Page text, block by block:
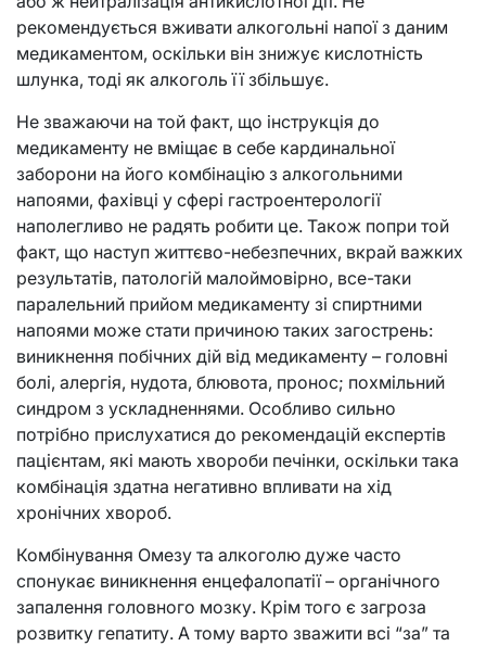
рекомендується вживати алкогольні напої з даним
медикаментом, оскільки він знижує кислотність
шлунка, тоді як алкоголь її збільшує.
Не зважаючи на той факт, що інструкція до
медикаменту не вміщає в себе кардинальної
заборони на його комбінацію з алкогольними
напоями, фахівці у сфері гастроентерології
наполегливо не радять робити це. Також попри той
факт, що наступ життєво-небезпечних, вкрай важких
результатів, патологій малоймовірно, все-таки
паралельний прийом медикаменту зі спиртними
напоями може стати причиною таких загострень:
виникнення побічних дій від медикаменту – головні
болі, алергія, нудота, блювота, пронос; похмільний
синдром з ускладненнями. Особливо сильно
потрібно прислухатися до рекомендацій експертів
пацієнтам, які мають хвороби печінки, оскільки така
комбінація здатна негативно впливати на хід
хронічних хвороб.
Комбінування Омезу та алкоголю дуже часто
спонукає виникнення енцефалопатії – органічного
запалення головного мозку. Крім того є загроза
розвитку гепатиту. А тому варто зважити всі “за” та